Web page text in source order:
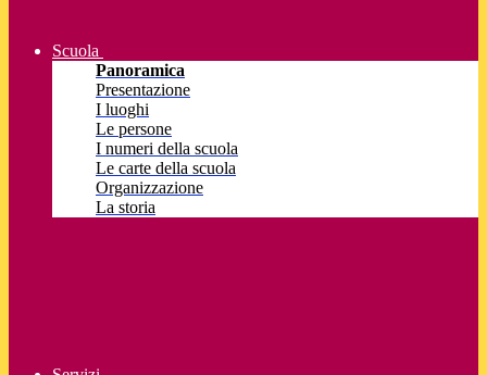
Scuola
Panoramica
Presentazione
I luoghi
Le persone
I numeri della scuola
Le carte della scuola
Organizzazione
La storia